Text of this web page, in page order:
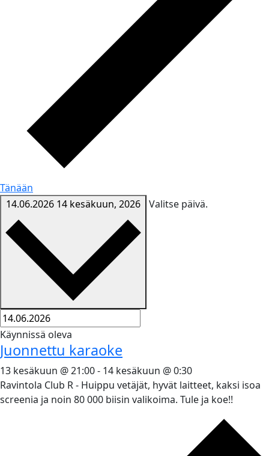
Tänään
14.06.2026 14 kesäkuun, 2026 Valitse päivä.
Käynnissä oleva
Juonnettu karaoke
13 kesäkuun @ 21:00- 14 kesäkuun @ 0:30
Ravintola Club R - Huippu vetäjät, hyvät laitteet, kaksi isoa
screenia ja noin 80 000 biisin valikoima. Tule ja koe!!